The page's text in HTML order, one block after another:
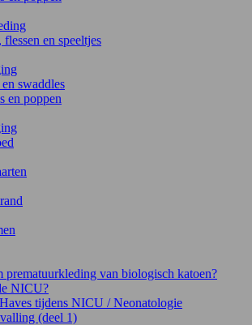
flessen en speeltjes
swaddles
en poppen
prematuurkleding van biologisch katoen?
NICU?
tijdens NICU / Neonatologie
(deel 1)